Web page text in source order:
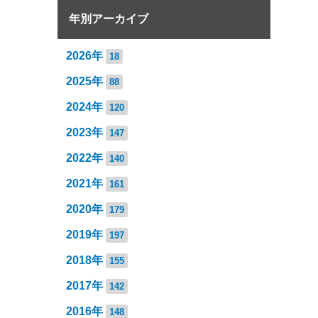
年別アーカイブ
2026年 18
2025年 88
2024年 120
2023年 147
2022年 140
2021年 161
2020年 179
2019年 197
2018年 155
2017年 142
2016年 148